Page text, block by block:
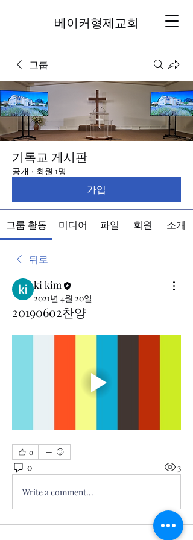
베이커형제교회
그룹
기독교 게시판
공개 · 회원 1명
가입
그룹 활동 미디어 파일 회원 소개
뒤로
ki kim
2021년 4월 20일
20190602찬양
0
0 3
Write a comment...